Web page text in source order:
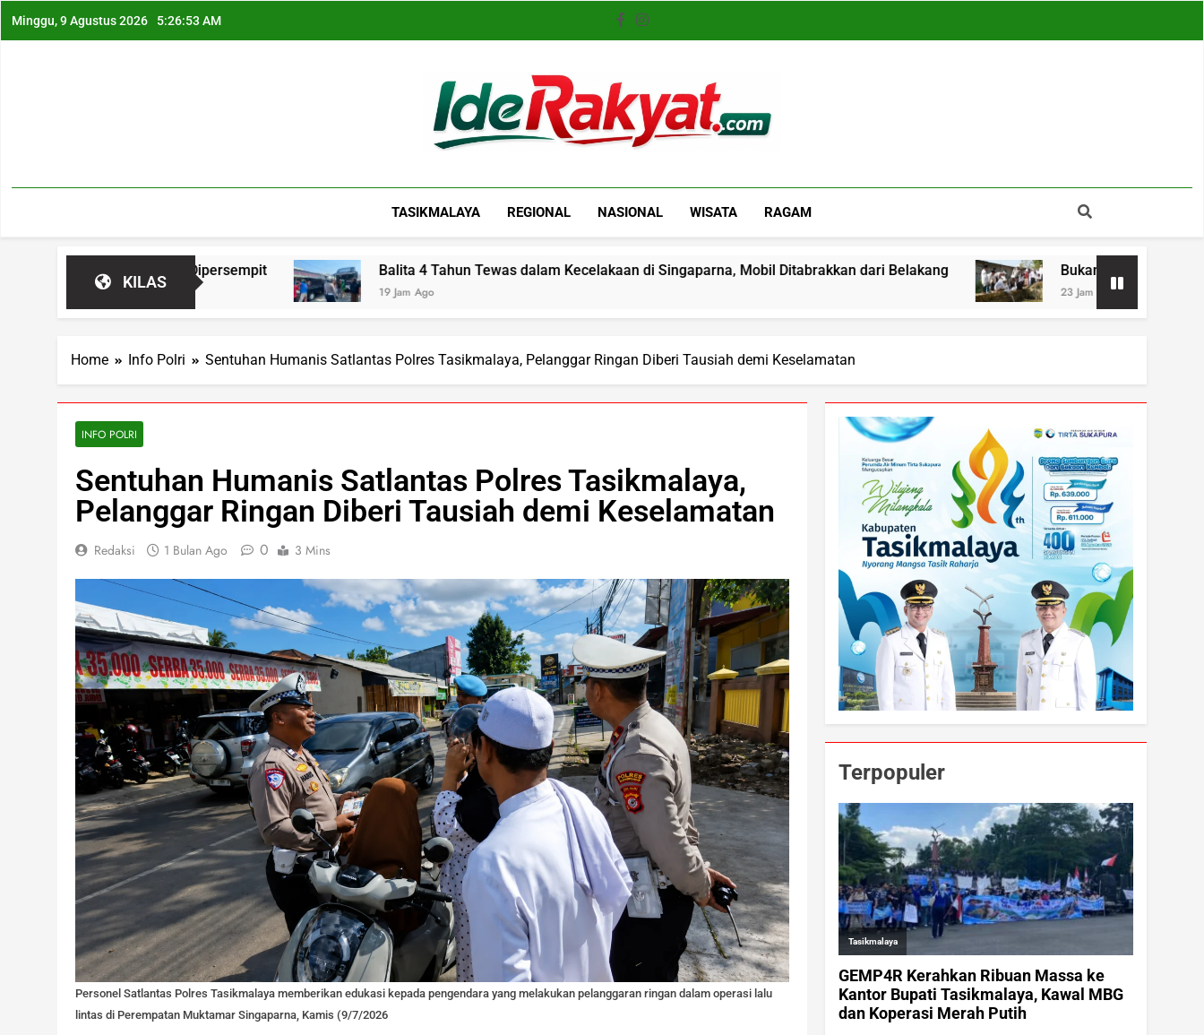
Minggu, 9 Agustus 2026 5:26:54 AM
Iderakyat.com
TASIKMALAYA REGIONAL NASIONAL WISATA RAGAM
KILAS
Pelaku C3 Dipersempit Balita 4 Tahun Tewas dalam Kecelakaan di Singaparna, Mobil Ditabrakkan dari Belakang
19 Jam Ago
Bukan Bantuan Biasa, SUJUD
23 Jam Ago
Home Info Polri Sentuhan Humanis Satlantas Polres Tasikmalaya, Pelanggar Ringan Diberi Tausiah demi Keselamatan
INFO POLRI
Sentuhan Humanis Satlantas Polres Tasikmalaya,
Pelanggar Ringan Diberi Tausiah demi Keselamatan
Redaksi 1 Bulan Ago 0 3 Mins
Personel Satlantas Polres Tasikmalaya memberikan edukasi kepada pengendara yang melakukan pelanggaran ringan dalam operasi lalu
lintas di Perempatan Muktamar Singaparna, Kamis (9/7/2026
Terpopuler